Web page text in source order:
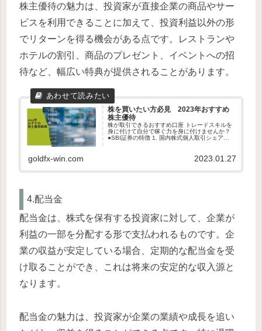
株主優待の魅力は、投資家が直接企業の商品やサー
ビスを利用できることに加えて、投資利益以外の形
でリターンを得る機会がある点です。レストランや
ホテルの割引、商品のプレゼント、イベントへの招
待など、幅広い特典が提供されることがあります。
株を買いたい方必見 2023年おすすめ
株主優待
株が取引できるおすすめ口座 トレードスキルを
身に付けて自分で稼ぐ力を身に付けませんか？
●SBI証券の特徴 1. 国内株式個人取引シェア
goldfx-win.com 2023.01.27
4.配当金
配当金は、株式を保有する投資家に対して、企業が
利益の一部を分配する形で支払われるものです。企
業の収益が安定している場合、定期的な配当金を受
け取ることができ、これは将来の安定的な収入源と
なります。
配当金の魅力は、投資家が企業の業績や成長を追い